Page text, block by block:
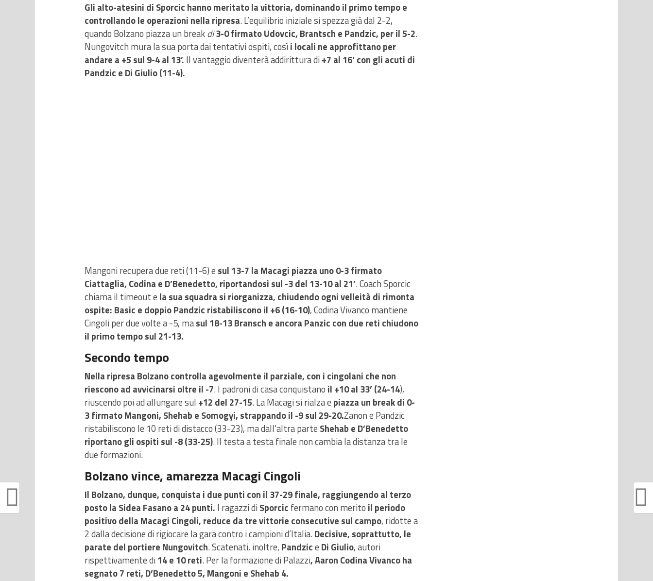
Gli alto-atesini di Sporcic hanno meritato la vittoria, dominando il primo tempo e
controllando le operazioni nella ripresa. L’equilibrio iniziale si spezza già dal 2-2,
quando Bolzano piazza un breakdi3-0 firmato Udovcic, Brantsch e Pandzic, per il 5-2.
Nungovitch mura la sua porta dai tentativi ospiti, cosìi locali ne approfittano per
andare a +5 sul 9-4 al 13’. Il vantaggio diventerà addirittura di+7 al 16’ con gli acuti di
Pandzic e Di Giulio (11-4).
Mangoni recupera due reti (11-6) e sul 13-7 la Macagi piazza uno 0-3 firmato
Ciattaglia, Codina e D’Benedetto, riportandosi sul -3 del 13-10 al 21’. Coach Sporcic
chiama il timeout e la sua squadra si riorganizza, chiudendo ogni velleità di rimonta
ospite: Basic e doppio Pandzic ristabiliscono il +6 (16-10), Codina Vivanco mantiene
Cingoli per due volte a -5, masul 18-13 Bransch e ancora Panzic con due reti chiudono
il primo tempo sul 21-13.
Secondo tempo
Nella ripresa Bolzano controlla agevolmente il parziale, con i cingolani che non
riescono ad avvicinarsi oltre il -7. I padroni di casa conquistano il +10 al 33’ (24-14),
riuscendo poi ad allungare sul +12 del 27-15. La Macagi si rialza e piazza un break di 0-
3 firmato Mangoni, Shehab e Somogyi, strappando il -9 sul 29-20.Zanon e Pandzic
ristabiliscono le 10 reti di distacco (33-23), ma dall’altra parte Shehab e D’Benedetto
riportano gli ospiti sul -8 (33-25). Il testa a testa finale non cambia la distanza tra le
due formazioni.
Bolzano vince, amarezza Macagi Cingoli
Il Bolzano, dunque, conquista i due punti con il 37-29 finale, raggiungendo al terzo
posto la Sidea Fasano a 24 punti. I ragazzi diSporcic fermano con merito il periodo
positivo della Macagi Cingoli, reduce da tre vittorie consecutive sul campo, ridotte a
2 dalla decisione di rigiocare la gara contro i campioni d’Italia.Decisive, soprattutto, le
parate del portiere Nungovitch. Scatenati, inoltre, Pandzice Di Giulio, autori
rispettivamente di14 e 10 reti. Per la formazione di Palazzi, Aaron Codina Vivanco ha
segnato 7 reti, D’Benedetto 5, Mangoni e Shehab 4.